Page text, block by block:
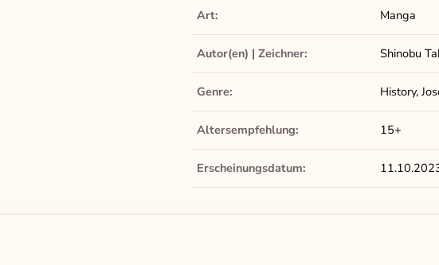
Art: Manga
Autor(en) | Zeichner: Shinobu
Genre: History,
Altersempfehlung: 15+
Erscheinungsdatum: